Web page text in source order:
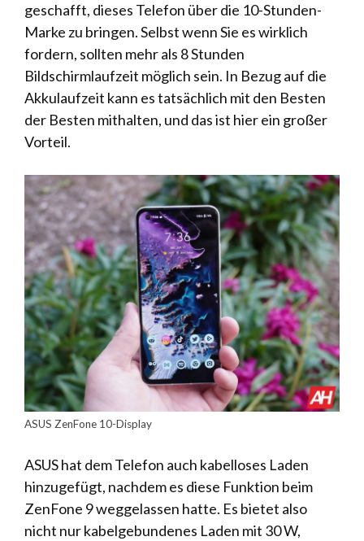
geschafft, dieses Telefon über die 10-Stunden-
Marke zu bringen. Selbst wenn Sie es wirklich
fordern, sollten mehr als 8 Stunden
Bildschirmlaufzeit möglich sein. In Bezug auf die
Akkulaufzeit kann es tatsächlich mit den Besten
der Besten mithalten, und das ist hier ein großer
Vorteil.
ASUS ZenFone 10-Display
ASUS hat dem Telefon auch kabelloses Laden
hinzugefügt, nachdem es diese Funktion beim
ZenFone 9 weggelassen hatte. Es bietet also
nicht nur kabelgebundenes Laden mit 30 W,